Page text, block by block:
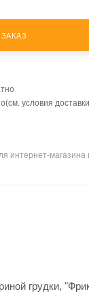
условия
интернет-
грудки,